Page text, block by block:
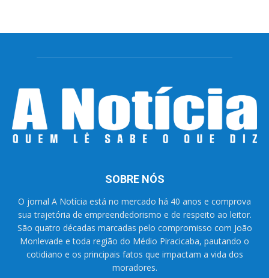
SOBRE NÓS
O jornal A Notícia está no mercado há 40 anos e comprova
sua trajetória de empreendedorismo e de respeito ao leitor.
São quatro décadas marcadas pelo compromisso com João
Monlevade e toda região do Médio Piracicaba, pautando o
cotidiano e os principais fatos que impactam a vida dos
moradores.